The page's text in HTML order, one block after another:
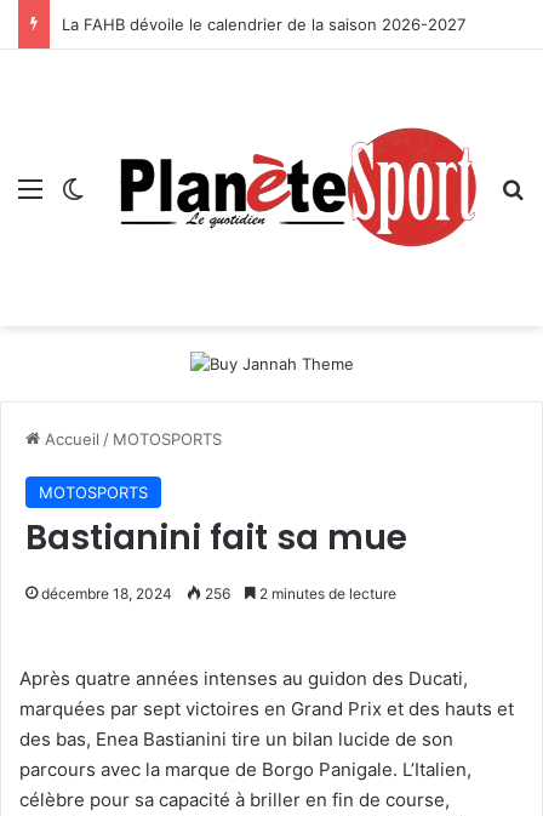
La FAHB dévoile le calendrier de la saison 2026-2027
Menu Switch skin
Accueil / MOTOSPORTS
MOTOSPORTS
Bastianini fait sa mue
décembre 18, 2024 256 2 minutes de lecture
Après quatre années intenses au guidon des Ducati,
marquées par sept victoires en Grand Prix et des hauts et
des bas, Enea Bastianini tire un bilan lucide de son
parcours avec la marque de Borgo Panigale. L’Italien,
célèbre pour sa capacité à briller en fin de course,